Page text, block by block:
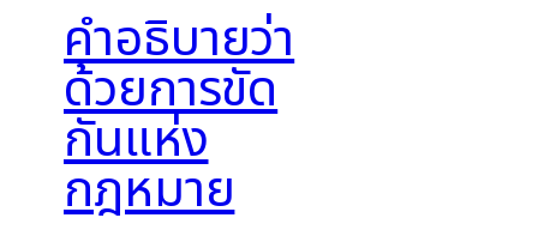
คำอธิบายว่า
ด้วยการขัด
กันแห่ง
กฎหมาย